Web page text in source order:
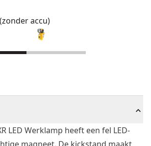
accu)
LED Werklamp heeft een fel LED-